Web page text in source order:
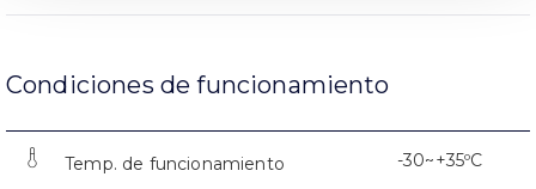
Condiciones de funcionamiento
Temp. de funcionamiento -30~+35ºC